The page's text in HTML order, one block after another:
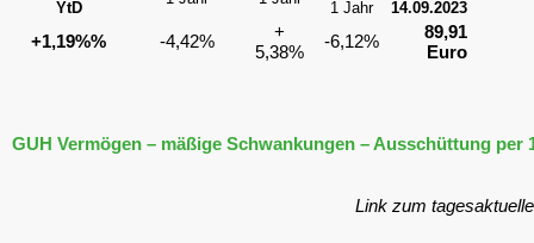
YtD
1 Jahr
14.09.2023
+1,19%% -4,42%
+
5,38%
-6,12%
89,91
Euro
GUH Vermögen – mäßige Schwankungen – Ausschüttung per
Link zum